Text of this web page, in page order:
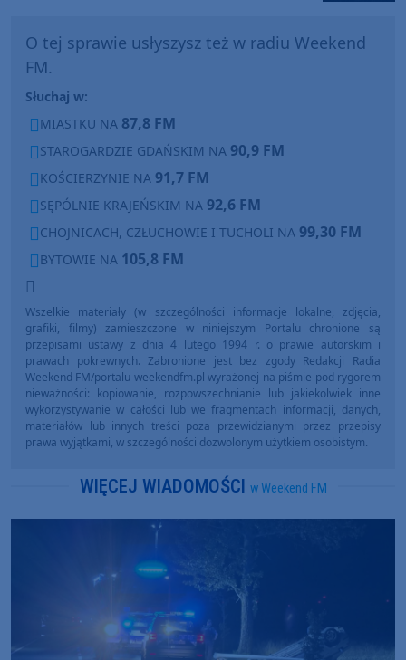
O tej sprawie usłyszysz też w radiu Weekend
FM.
Słuchaj w:
MIASTKU NA 87,8 FM
STAROGARDZIE GDAŃSKIM NA 90,9 FM
KOŚCIERZYNIE NA 91,7 FM
SĘPÓLNIE KRAJEŃSKIM NA 92,6 FM
CHOJNICACH, CZŁUCHOWIE I TUCHOLI NA 99,30 FM
BYTOWIE NA 105,8 FM
Wszelkie materiały (w szczególności informacje lokalne, zdjęcia,
grafiki, filmy) zamieszczone w niniejszym Portalu chronione są
przepisami ustawy z dnia 4 lutego 1994 r. o prawie autorskim i
prawach pokrewnych. Zabronione jest bez zgody Redakcji Radia
Weekend FM/portalu weekendfm.pl wyrażonej na piśmie pod rygorem
nieważności: kopiowanie, rozpowszechnianie lub jakiekolwiek inne
wykorzystywanie w całości lub we fragmentach informacji, danych,
materiałów lub innych treści poza przewidzianymi przez przepisy
prawa wyjątkami, w szczególności dozwolonym użytkiem osobistym.
WIĘCEJ WIADOMOŚCI w Weekend FM